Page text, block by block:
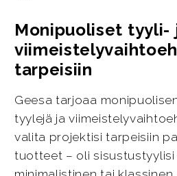
Monipuoliset tyyli-
tarpeisiin
Geesa tarjoaa
tyylejä ja
valita projektisi tarpeisiin
tuotteet – oli